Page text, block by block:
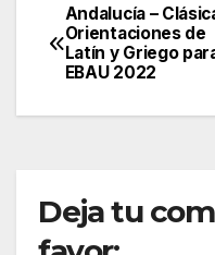
de
entradas
Andalucía –
Orientaciones de
Latín y Griego
EBAU 2022
Deja tu